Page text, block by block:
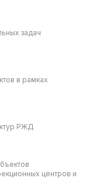
задач
в рамках
РЖД
центров и